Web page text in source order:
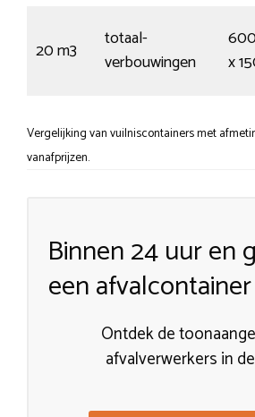
20 m3
totaal-
verbouwingen
x
Vergelijking van vuilniscontainers met
vanafprijzen.
Binnen 24 uur en
een
Ontdek de
afvalverwerkers in